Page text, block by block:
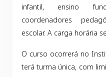
infantil, ensino
coordenadores
escolar. A carga horária
O curso ocorrerá no
terá turma única, com